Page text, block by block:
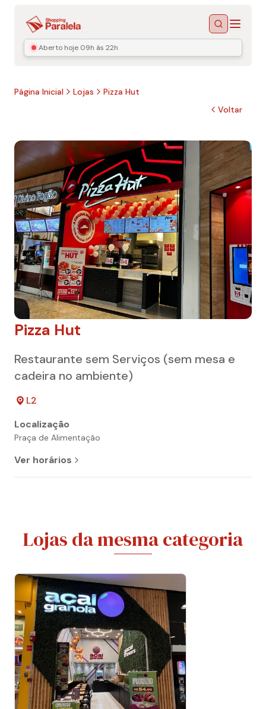
BuscarMenu
Aberto hoje 09h às 22h
Página Inicial Lojas
Pizza Hut
Voltar
Pizza Hut
Restaurante sem Serviços (sem mesa e
cadeira no ambiente)
L2
Localização
Praça de Alimentação
Ver horários
Lojas da mesma categoria